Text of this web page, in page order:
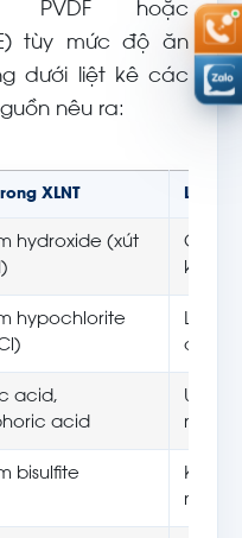
PVDF hoặc
tùy mức độ ăn
dưới liệt kê các
nêu ra:
XLNT Lưu ý
hydroxide (xút
Cần
kháng
hypochlorite
Lưu ý
oxy
acid,
acid
Ưu
nồng
bisulfite
Kiểm
nồng